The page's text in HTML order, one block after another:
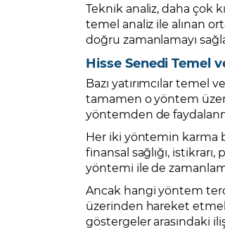
Teknik analiz, daha çok
temel analiz ile alınan
doğru zamanlamayı
Hisse Senedi Temel
Bazı yatırımcılar temel
tamamen o yöntem
yöntemden de
Her iki yöntemin karma
finansal sağlığı,
yöntemi ile de
Ancak hangi yöntem
üzerinden hareket
göstergeler arasındaki